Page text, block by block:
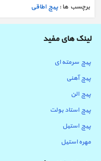
برچسب ها : پیچ اطاقی
لینک های مفید
پیچ سرمته ای
پیچ آهنی
پیچ الن
پیچ استاد بولت
پیچ استیل
مهره استیل